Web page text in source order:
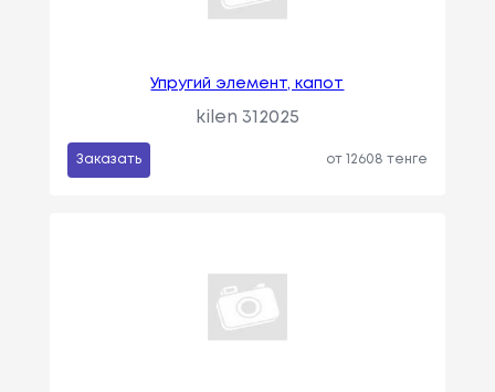
Упругий элемент, капот
kilen 312025
Заказать от 12608 тенге